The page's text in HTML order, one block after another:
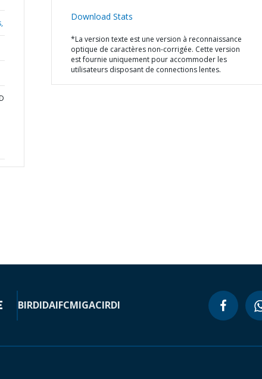
Download Stats
*La version texte est une version à reconnaissance
optique de caractères non-corrigée. Cette version
est fournie uniquement pour accommoder les
utilisateurs disposant de connections lentes.
BIRDIDAIFCMIGACIRDI